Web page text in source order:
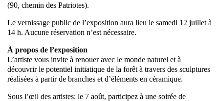
(90, chemin des Patriotes).
Le vernissage public de l’exposition aura lieu le samedi 12 juillet à
14 h. Aucune réservation n’est nécessaire.
À propos de l’exposition
L’artiste vous invite à renouer avec le monde naturel et à
découvrir le potentiel initiatique de la forêt à travers des sculptures
réalisées à partir de branches et d’éléments en céramique.
Sous l’œil des artistes: le 7 août, participez à une soirée de